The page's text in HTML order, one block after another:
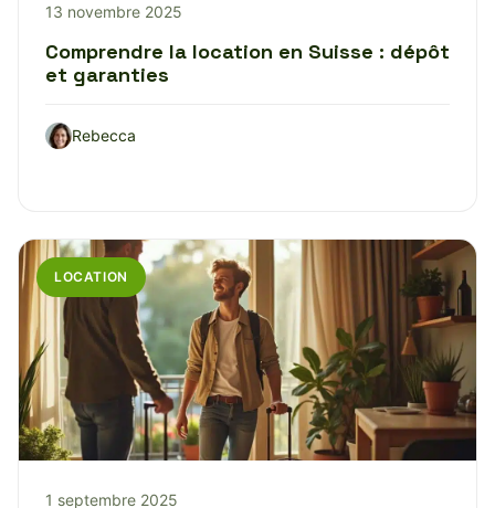
13 novembre 2025
Comprendre la location en Suisse : dépôt
et garanties
Rebecca
LOCATION
1 septembre 2025